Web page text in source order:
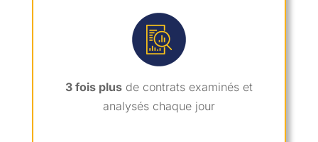
3 fois plusde contrats examinés et
analysés chaque jour